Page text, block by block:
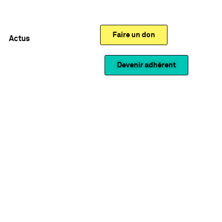
Actus Faire un don
Devenir adhérent